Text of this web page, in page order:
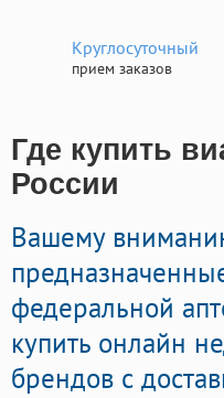
Круглосуточный
прием заказов
Где купить
России
Вашему
федеральной
купить онлайн
брендов с